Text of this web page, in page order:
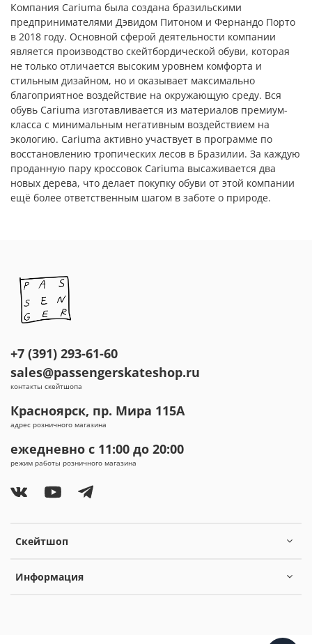
Компания Cariuma была создана бразильскими
предпринимателями Дэвидом Питоном и Фернандо Порто
в 2018 году. Основной сферой деятельности компании
является производство скейтбордической обуви, которая
не только отличается высоким уровнем комфорта и
стильным дизайном, но и оказывает максимально
благоприятное воздействие на окружающую среду. Вся
обувь Cariuma изготавливается из материалов премиум-
класса с минимальным негативным воздействием на
экологию. Cariuma активно участвует в программе по
восстановлению тропических лесов в Бразилии. За каждую
проданную пару кроссовок Cariuma высаживается два
новых дерева, что делает покупку обуви от этой компании
ещё более ответственным шагом в заботе о природе.
Скейтшоп
Информация
+7 (391) 293-61-60
sales@passengerskateshop.ru
контакты скейтшопа
Красноярск, пр. Мира 115А
адрес розничного магазина
ежедневно с 11:00 до 20:00
режим работы розничного магазина